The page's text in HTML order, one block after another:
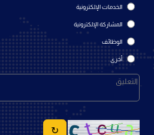
الخدمات الإلكترونية
المشاركة الإلكترونية
الوظائف
أخرى
↻